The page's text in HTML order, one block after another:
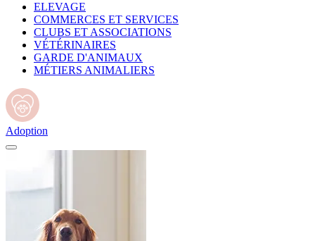
ELEVAGE
COMMERCES ET SERVICES
CLUBS ET ASSOCIATIONS
VÉTÉRINAIRES
GARDE D'ANIMAUX
MÉTIERS ANIMALIERS
Adoption